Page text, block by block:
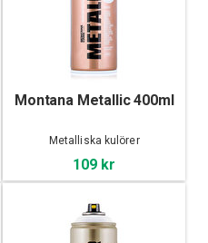
Montana Metallic 400ml
Metalliska kulörer
109 kr